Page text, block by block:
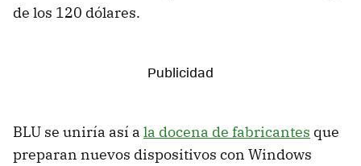
de los 120 dólares.
BLU se uniría así a la docena de fabricantes que
preparan nuevos dispositivos con Windows